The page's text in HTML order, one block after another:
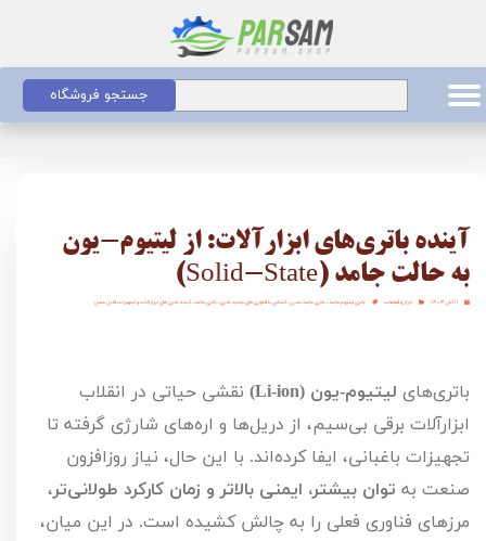
جستجو فروشگاه
آینده باتری‌های ابزارآلات: از لیتیوم-یون
به حالت جامد (Solid-State)
۱۱ آبان ۱۴۰۴ ابزار و قطعات باتری لیتیوم جامد،باتری جامد مدرن،آشنایی با فناوری های جدید باتری،باتری جامد،آینده باتری های ابزارالات و تجهیزات قابل حمل
باتری‌های لیتیوم-یون (Li-ion
) نقشی حیاتی در انقلاب
ابزارآلات برقی بی‌سیم، از دریل‌ها و اره‌های شارژی گرفته تا
تجهیزات باغبانی، ایفا کرده‌اند. با این حال، نیاز روزافزون
صنعت به توان بیشتر، ایمنی بالاتر و زمان کارکرد طولانی‌تر،
مرزهای فناوری فعلی را به چالش کشیده است. در این میان،